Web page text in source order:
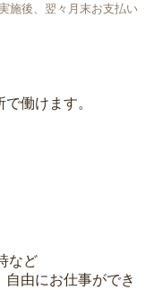
施後、翌々月末お支払い
働けます。
など
由にお仕事ができ